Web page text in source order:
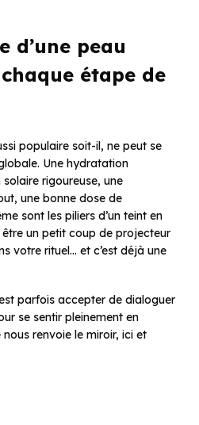
d’une peau
étape de
populaire soit-il, ne peut se
Une hydratation
rigoureuse, une
une bonne dose de
sont les piliers d’un teint en
un petit coup de projecteur
votre rituel… et c’est déjà une
parfois accepter de dialoguer
se sentir pleinement en
renvoie le miroir, ici et